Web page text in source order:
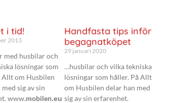
i tid!
2013
med husbilar och
lösningar som
Allt om Husbilen
sig av sin
www.mobilen.eu
Handfasta tips inför
begagnatköpet
29 januari 2020
…husbilar och vilka tekniska
lösningar som håller. På Allt
om Husbilen delar han med
sig av sin erfarenhet.